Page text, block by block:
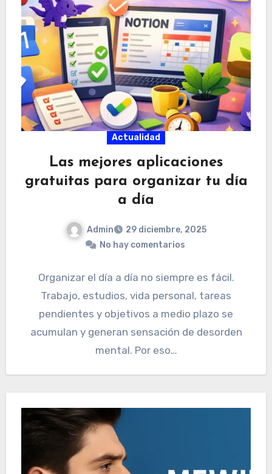
Actualidad
Las mejores aplicaciones
gratuitas para organizar tu día
a día
Admin
29 diciembre, 2025
No hay comentarios
Organizar el día a día no siempre es fácil.
Trabajo, estudios, vida personal, tareas
pendientes y objetivos a medio plazo se
acumulan y generan sensación de desorden
mental. Por eso…